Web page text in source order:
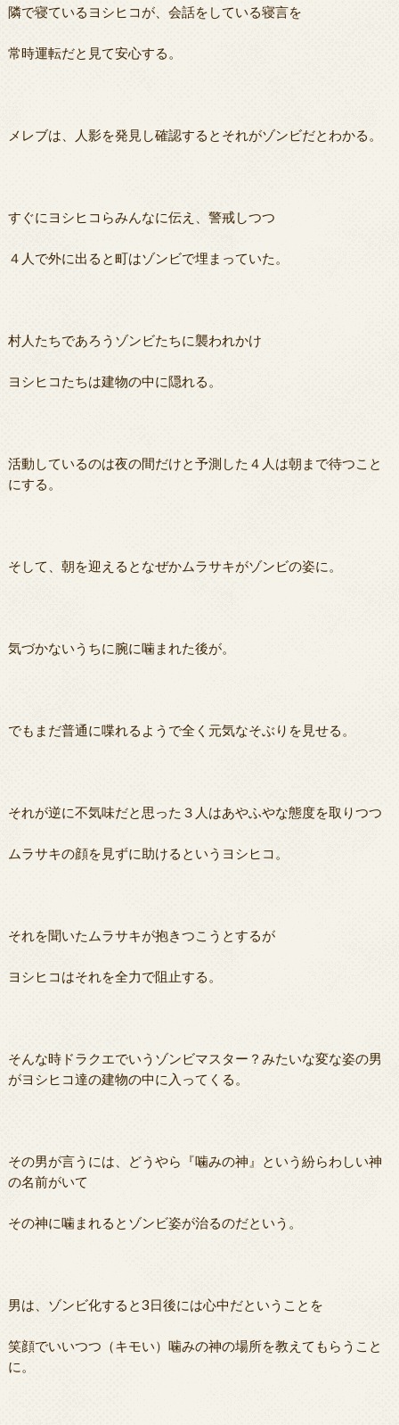
隣で寝ているヨシヒコが、会話をしている寝言を
常時運転だと見て安心する。
メレブは、人影を発見し確認するとそれがゾンビだとわかる。
すぐにヨシヒコらみんなに伝え、警戒しつつ
４人で外に出ると町はゾンビで埋まっていた。
村人たちであろうゾンビたちに襲われかけ
ヨシヒコたちは建物の中に隠れる。
活動しているのは夜の間だけと予測した４人は朝まで待つこと
にする。
そして、朝を迎えるとなぜかムラサキがゾンビの姿に。
気づかないうちに腕に噛まれた後が。
でもまだ普通に喋れるようで全く元気なそぶりを見せる。
それが逆に不気味だと思った３人はあやふやな態度を取りつつ
ムラサキの顔を見ずに助けるというヨシヒコ。
それを聞いたムラサキが抱きつこうとするが
ヨシヒコはそれを全力で阻止する。
そんな時ドラクエでいうゾンビマスター？みたいな変な姿の男
がヨシヒコ達の建物の中に入ってくる。
その男が言うには、どうやら『噛みの神』という紛らわしい神
の名前がいて
その神に噛まれるとゾンビ姿が治るのだという。
男は、ゾンビ化すると3日後には心中だということを
笑顔でいいつつ（キモい）噛みの神の場所を教えてもらうこと
に。